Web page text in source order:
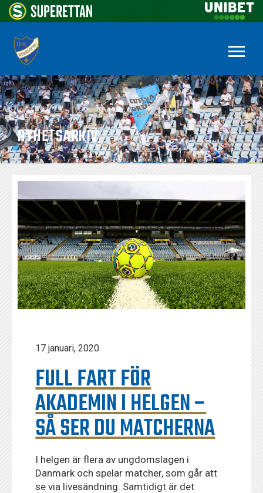
NYHETSARKIV
17 januari, 2020
FULL FART FÖR
AKADEMIN I HELGEN –
SÅ SER DU MATCHERNA
I helgen är flera av ungdomslagen i
Danmark och spelar matcher, som går att
se via livesändning. Samtidigt är det